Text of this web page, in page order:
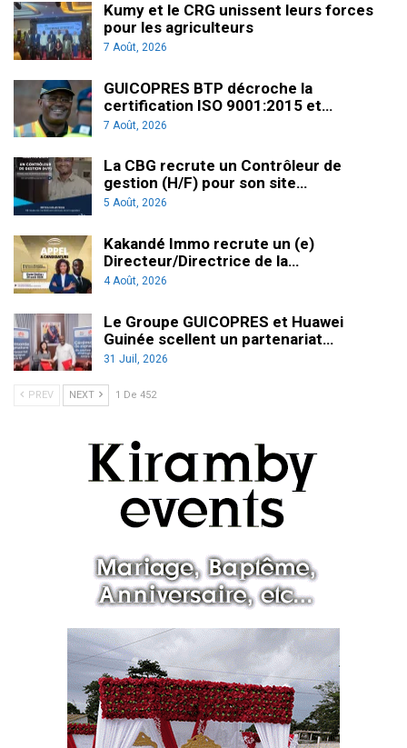
Kumy et le CRG unissent leurs forces
pour les agriculteurs
7 Août, 2026
GUICOPRES BTP décroche la
certification ISO 9001:2015 et…
7 Août, 2026
La CBG recrute un Contrôleur de
gestion (H/F) pour son site…
5 Août, 2026
Kakandé Immo recrute un (e)
Directeur/Directrice de la…
4 Août, 2026
Le Groupe GUICOPRES et Huawei
Guinée scellent un partenariat…
31 Juil, 2026
PREV NEXT 1 De 452